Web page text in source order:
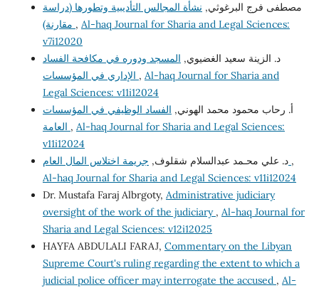
مصطفى فرج البرغوثي, نشأة المجالس التأديبية وتطورها (دراسة
, Al-haq Journal for Sharia and Legal Sciences:
v7i12020
د. الزينة سعيد الغضيوي, المسجد ودوره في مكافحة الفساد
, Al-haq Journal for Sharia and
Legal Sciences: v11i12024
أ. رحاب محمود محمد الهوني, الفساد الوظيفي في المؤسسات
, Al-haq Journal for Sharia and Legal Sciences:
v11i12024
د. علي محـمد عبدالسلام شقلوف,جريمة اختلاس المال العام ,
Al-haq Journal for Sharia and Legal Sciences: v11i12024
Dr. Mustafa Faraj Albrgoty, Administrative judiciary
oversight of the work of the judiciary , Al-haq Journal for
Sharia and Legal Sciences: v12i12025
HAYFA ABDULALI FARAJ, Commentary on the Libyan
Supreme Court's ruling regarding the extent to which a
judicial police officer may interrogate the accused , Al-